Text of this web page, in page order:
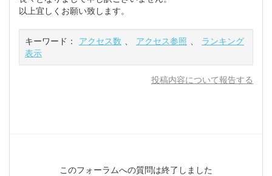
以上宜しくお願い致します。
キーワード： アクセス数 、 アクセス参照 、
ランキング
表示
投稿内容について報告する
このフォーラムへの質問は終了しました